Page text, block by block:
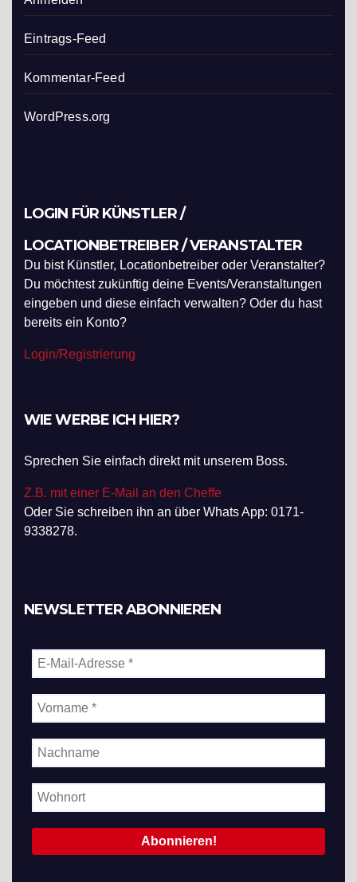
Eintrags-Feed
Kommentar-Feed
WordPress.org
LOGIN FÜR KÜNSTLER /
LOCATIONBETREIBER / VERANSTALTER
Du bist Künstler, Locationbetreiber oder Veranstalter?
Du möchtest zukünftig deine Events/Veranstaltungen
eingeben und diese einfach verwalten? Oder du hast
bereits ein Konto?
Login/Registrierung
WIE WERBE ICH HIER?
Sprechen Sie einfach direkt mit unserem Boss.
Z.B. mit einer E-Mail an den Cheffe
Oder Sie schreiben ihn an über Whats App: 0171-
9338278.
NEWSLETTER ABONNIEREN